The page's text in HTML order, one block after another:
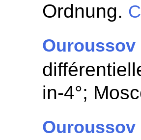
Ordnung.
Ouroussov
in-4°;
Ouroussov